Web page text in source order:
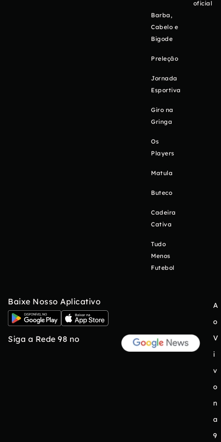
Barba,
Cabelo e
Bigode
Preleção
Jornada
Esportiva
Giro na
Gringa
Os
Players
Matula
Buteco
Cadeira
Cativa
Tudo
Menos
Futebol
oficial
Baixe Nosso Aplicativo
Siga a Rede 98 no
A
o
V
i
v
o
n
a
9